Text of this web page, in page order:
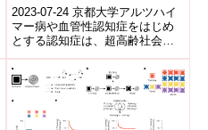
が、LIF産生を介して白質
傷害や認知機能障害を防
ぐ〜
2023-07-24 京都大学アルツハイ
マー病や血管性認知症をはじめ
とする認知症は、超高齢社会を
迎え、患者数の増加が大きな問
題となっています。認知症の病
態におい...